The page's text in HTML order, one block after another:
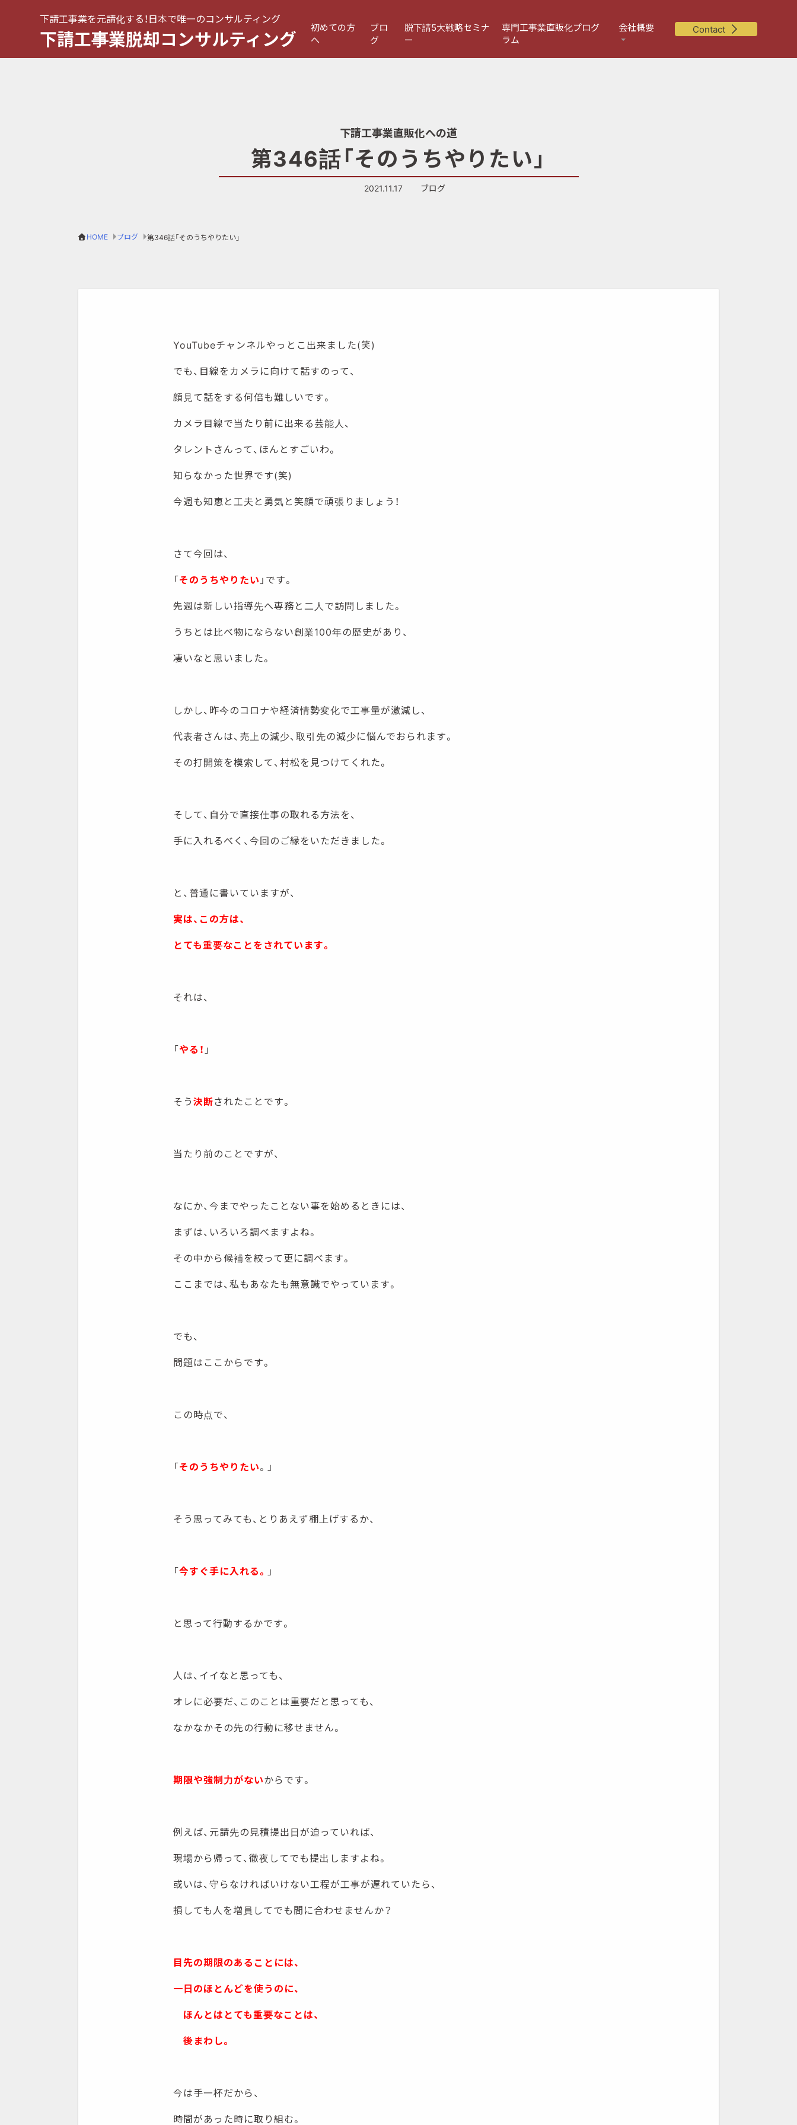
下請工事業を元請化する！日本で唯一のコンサルティング
下請工事業脱却コンサルティング
初めての方
へ
ブロ
グ
脱下請5大戦略セミナ
ー
専門工事業直販化プログ
ラム
会社概要 Contact
下請工事業直販化への道
第346話「そのうちやりたい」
2021.11.17 ブログ
HOME ブログ 第346話「そのうちやりたい」
YouTubeチャンネルやっとこ出来ました(笑)
でも、目線をカメラに向けて話すのって、
顔見て話をする何倍も難しいです。
カメラ目線で当たり前に出来る芸能人、
タレントさんって、ほんとすごいわ。
知らなかった世界です(笑)
今週も知恵と工夫と勇気と笑顔で頑張りましょう！
さて今回は、
「そのうちやりたい 」です。
先週は新しい指導先へ専務と二人で訪問しました。
うちとは比べ物にならない創業100年の歴史があり、
凄いなと思いました。
しかし、昨今のコロナや経済情勢変化で工事量が激減し、
代表者さんは、売上の減少、取引先の減少に悩んでおられます。
その打開策を模索して、村松を見つけてくれた。
そして、自分で直接仕事の取れる方法を、
手に入れるべく、今回のご縁をいただきました。
と、普通に書いていますが、
実は、この方は、
とても重要なことをされています。
それは、
「やる！ 」
そう決断されたことです。
当たり前のことですが、
なにか、今までやったことない事を始めるときには、
まずは、いろいろ調べますよね。
その中から候補を絞って更に調べます。
ここまでは、私もあなたも無意識でやっています。
でも、
問題はここからです。
この時点で、
「そのうちやりたい。」
そう思ってみても、とりあえず棚上げするか、
「今すぐ手に入れる。 」
と思って行動するかです。
人は、イイなと思っても、
オレに必要だ、このことは重要だと思っても、
なかなかその先の行動に移せません。
期限や強制力がないからです。
例えば、元請先の見積提出日が迫っていれば、
現場から帰って、徹夜してでも提出しますよね。
或いは、守らなければいけない工程が工事が遅れていたら、
損しても人を増員してでも間に合わせませんか？
目先の期限のあることには、
一日のほとんどを使うのに、
ほんとはとても重要なことは、
後まわし。
今は手一杯だから、
時間があった時に取り組む。